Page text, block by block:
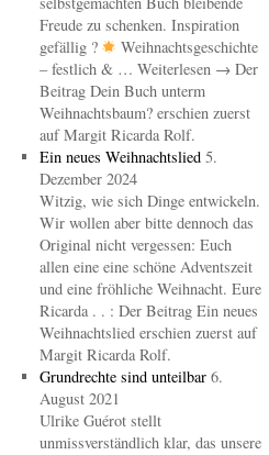
Freude zu schenken. Inspiration
gefällig ?
Weihnachtsgeschichte
– festlich & … Weiterlesen → Der
Beitrag Dein Buch unterm
Weihnachtsbaum? erschien zuerst
auf Margit Ricarda Rolf.
Ein neues Weihnachtslied 5.
Dezember 2024
Witzig, wie sich Dinge entwickeln.
Wir wollen aber bitte dennoch das
Original nicht vergessen: Euch
allen eine eine schöne Adventszeit
und eine fröhliche Weihnacht. Eure
Ricarda . . : Der Beitrag Ein neues
Weihnachtslied erschien zuerst auf
Margit Ricarda Rolf.
Grundrechte sind unteilbar 6.
August 2021
Ulrike Guérot stellt
unmissverständlich klar, das unsere